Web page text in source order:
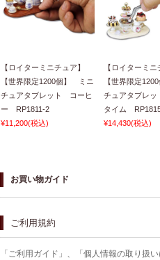
【ロイターミニチュア】
【世界限定1200個】 ミニ
チュアタブレット コーヒ
ー RP1811-2
¥11,200(税込)
【ロイターミニ
【世界限定
チュアタブレ
タイム
¥14,430(税込)
お買い物ガイド
ご利用規約
「ご利用ガイド」、「個人情報の取り扱